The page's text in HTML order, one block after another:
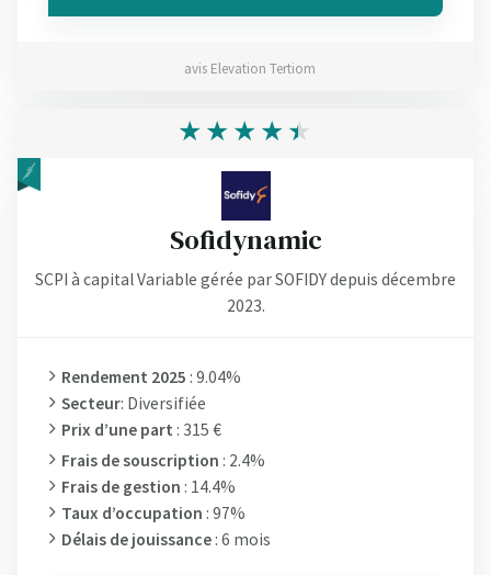
avis Elevation Tertiom
Sofidynamic
SCPI à capital Variable gérée par SOFIDY depuis décembre
2023.
Rendement 2025 : 9.04%
Secteur: Diversifiée
Prix d’une part : 315 €
Frais de souscription : 2.4%
Frais de gestion : 14.4%
Taux d’occupation : 97%
Délais de jouissance : 6 mois